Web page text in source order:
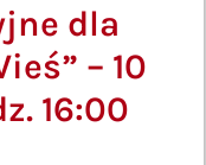
dla
– 10
16:00